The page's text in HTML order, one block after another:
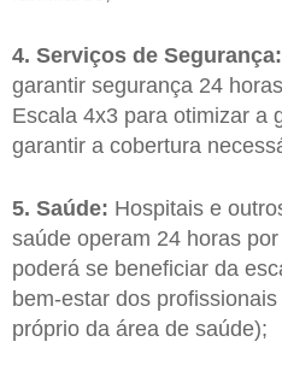
4. Serviços de Segurança:
garantir segurança 24
Escala 4x3 para otimizar a
garantir a cobertura
5. Saúde: Hospitais e
saúde operam 24 horas
poderá se beneficiar da
bem-estar dos
próprio da área de saúde);